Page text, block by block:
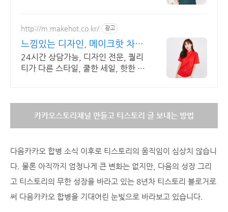
http://m.makehot.co.kr/ 광고
느낌있는 디자인, 메이크핫 차별
화되고 세련된 디자인!
24시간 상담가능, 디자인 전문, 퀄리
티가 다른 스타일, 쿨한 세일, 핫한 디
카카오스토리채널 만들고 티스토리 글 보내는 방법
다음카카오 합병 소식 이후로 티스토리의 움직임이 심상치 않습니
다. 물론 아직까지 엄청나게 큰 변화는 없지만, 다음의 성장 그리
고 티스토리의 무한 성장을 바라고 있는 8년차 티스토리 블로거로
써 다음카카오 합병을 기대어린 눈빛으로 바라보고 있습니다.